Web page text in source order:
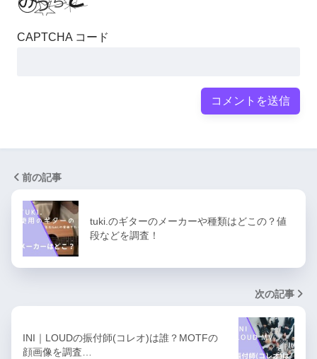
CAPTCHA コード
前の記事
tuki.のギターのメーカーや種類はどこの？値
段などを調査！
次の記事
INI｜LOUDの振付師(コレオ)は誰？MOTFの
顔画像を調査…